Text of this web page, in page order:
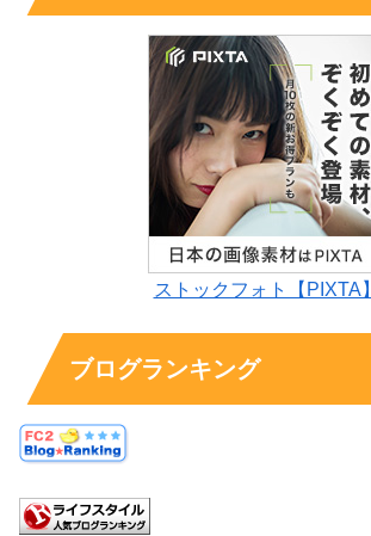
ストックフォト【PIXTA】
ブログランキング